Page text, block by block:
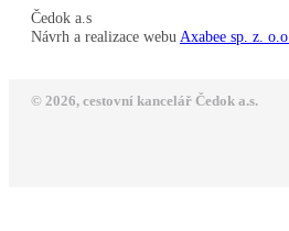
Čedok a.s
Návrh a realizace webu Axabee sp. z. o.o.
© 2026, cestovní kancelář Čedok a.s.